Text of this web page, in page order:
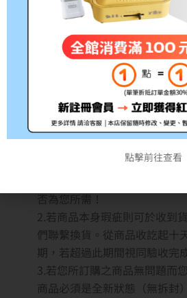
注意事項:
1.根據消保法第19條規定，網
有商品到貨七天鑑賞期（非試
欲試用請至原廠展示中心試用
印表機、耗材類（碳粉匣、墨
媒體如光碟片、磁帶）及軟體
廠之商品規格說明，本公司不
否為您所需！
2.若商品本身瑕疵則可於收到
們聯繫換貨。從商品收訖起十
期，若超過此期間視同驗收完
3.若您所訂購之商品無問題而
商品必須是全新狀態（無拆封
點擊前往查看